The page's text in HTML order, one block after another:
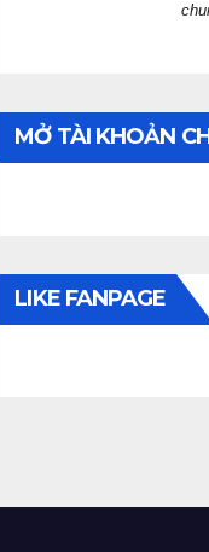
MỞ TÀI KHOẢN
LIKE FANPAGE